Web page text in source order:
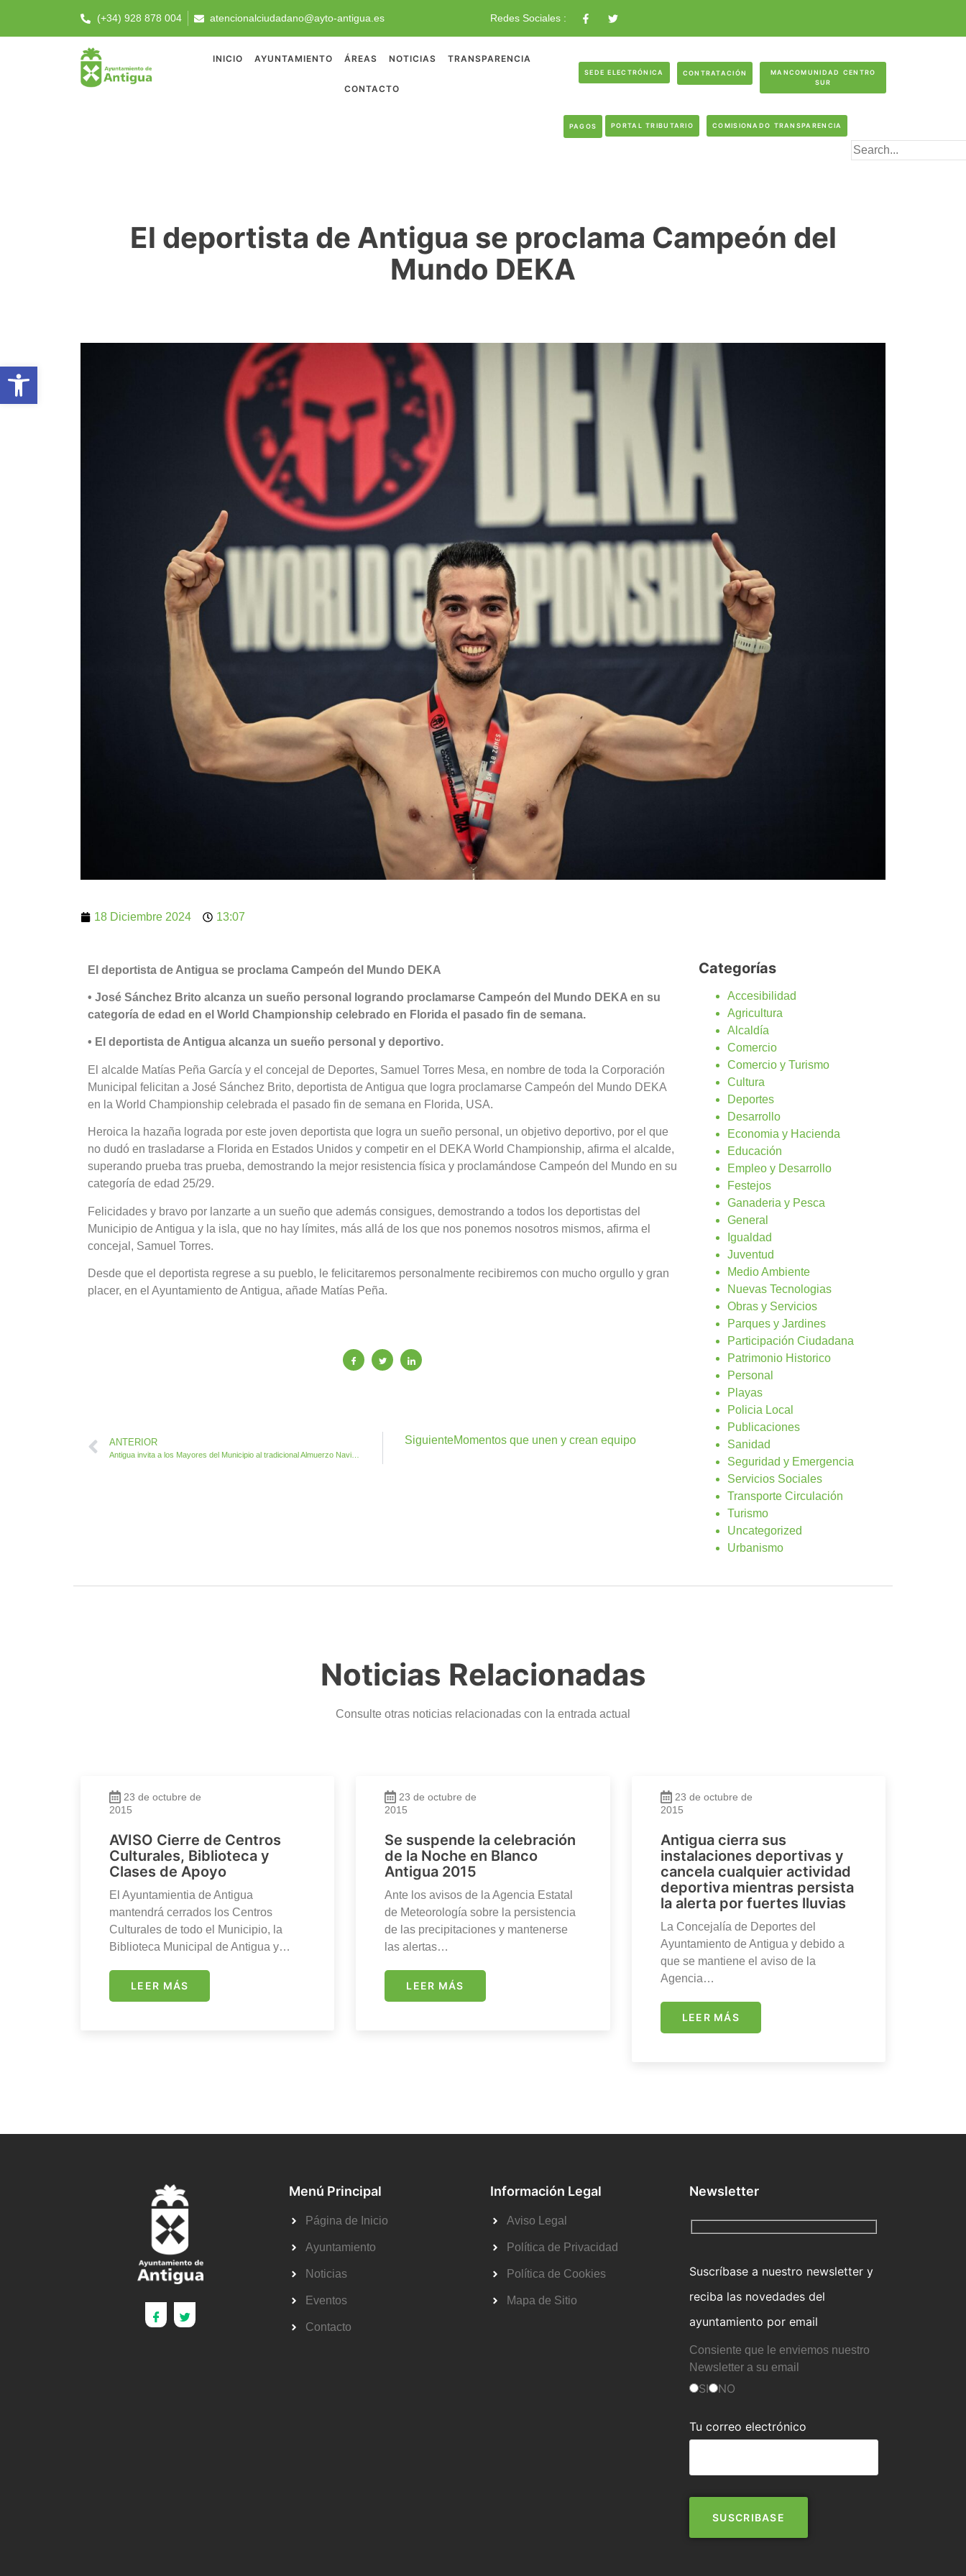
(+34) 928 878 004 atencionalciudadano@ayto-antigua.es Redes Sociales :
INICIO AYUNTAMIENTO ÁREAS NOTICIAS TRANSPARENCIA
CONTACTO
SEDE ELECTRÓNICA CONTRATACIÓN
MANCOMUNIDAD CENTRO
SUR
PAGOS PORTAL TRIBUTARIO COMISIONADO TRANSPARENCIA
El deportista de Antigua se proclama Campeón del
Mundo DEKA
18 Diciembre 2024 13:07
El deportista de Antigua se proclama Campeón del Mundo DEKA
• José Sánchez Brito alcanza un sueño personal logrando proclamarse Campeón del Mundo DEKA en su
categoría de edad en el World Championship celebrado en Florida el pasado fin de semana.
• El deportista de Antigua alcanza un sueño personal y deportivo.
El alcalde Matías Peña García y el concejal de Deportes, Samuel Torres Mesa, en nombre de toda la Corporación
Municipal felicitan a José Sánchez Brito, deportista de Antigua que logra proclamarse Campeón del Mundo DEKA
en la World Championship celebrada el pasado fin de semana en Florida, USA.
Heroica la hazaña lograda por este joven deportista que logra un sueño personal, un objetivo deportivo, por el que
no dudó en trasladarse a Florida en Estados Unidos y competir en el DEKA World Championship, afirma el alcalde,
superando prueba tras prueba, demostrando la mejor resistencia física y proclamándose Campeón del Mundo en su
categoría de edad 25/29.
Felicidades y bravo por lanzarte a un sueño que además consigues, demostrando a todos los deportistas del
Municipio de Antigua y la isla, que no hay límites, más allá de los que nos ponemos nosotros mismos, afirma el
concejal, Samuel Torres.
Desde que el deportista regrese a su pueblo, le felicitaremos personalmente recibiremos con mucho orgullo y gran
placer, en el Ayuntamiento de Antigua, añade Matías Peña.
ANTERIOR SiguienteMomentos que unen y crean equipo
Categorías
Accesibilidad
Agricultura
Alcaldía
Comercio
Comercio y Turismo
Cultura
Deportes
Desarrollo
Economia y Hacienda
Educación
Empleo y Desarrollo
Festejos
Ganaderia y Pesca
General
Igualdad
Juventud
Medio Ambiente
Nuevas Tecnologias
Obras y Servicios
Parques y Jardines
Participación Ciudadana
Patrimonio Historico
Personal
Playas
Policia Local
Publicaciones
Sanidad
Seguridad y Emergencia
Servicios Sociales
Transporte Circulación
Turismo
Uncategorized
Urbanismo
Noticias Relacionadas
Consulte otras noticias relacionadas con la entrada actual
23 de octubre de
2015
AVISO Cierre de Centros
Culturales, Biblioteca y
Clases de Apoyo
El Ayuntamientia de Antigua
mantendrá cerrados los Centros
Culturales de todo el Municipio, la
Biblioteca Municipal de Antigua y…
LEER MÁS
23 de octubre de
2015
Se suspende la celebración
de la Noche en Blanco
Antigua 2015
Ante los avisos de la Agencia Estatal
de Meteorología sobre la persistencia
de las precipitaciones y mantenerse
las alertas…
LEER MÁS
23 de octubre de
2015
Antigua cierra sus
instalaciones deportivas y
cancela cualquier actividad
deportiva mientras persista
la alerta por fuertes lluvias
La Concejalía de Deportes del
Ayuntamiento de Antigua y debido a
que se mantiene el aviso de la
Agencia…
LEER MÁS
Menú Principal
Página de Inicio
Ayuntamiento
Noticias
Eventos
Contacto
Información Legal
Aviso Legal
Política de Privacidad
Política de Cookies
Mapa de Sitio
Newsletter
Suscríbase a nuestro newsletter y
reciba las novedades del
ayuntamiento por email
Consiente que le enviemos nuestro
Newsletter a su email
SI NO
Tu correo electrónico
Abrir barra de herramientas